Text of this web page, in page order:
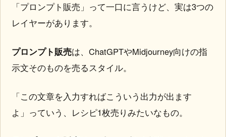
「プロンプト販売」って一口に言うけど、実は3つの
レイヤーがあります。
プロンプト販売は、ChatGPTやMidjourney向けの指
示文そのものを売るスタイル。
「この文章を入力すればこういう出力が出ます
よ」っていう、レシピ1枚売りみたいなもの。